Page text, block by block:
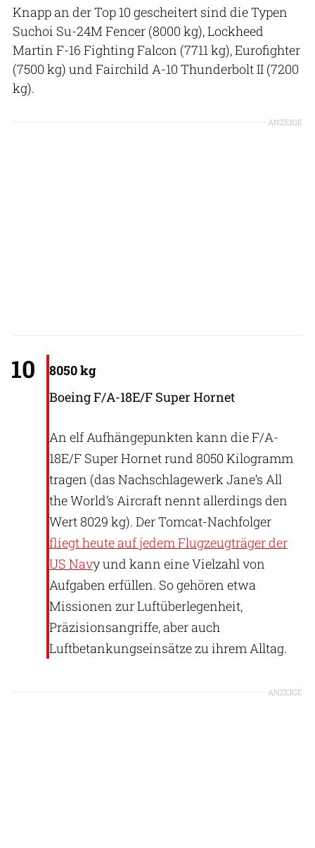
Knapp an der Top 10 gescheitert sind die Typen
Suchoi Su-24M Fencer (8000 kg), Lockheed
Martin F-16 Fighting Falcon (7711 kg), Eurofighter
(7500 kg) und Fairchild A-10 Thunderbolt II (7200
kg).
ANZEIGE
10
8050 kg
Boeing F/A-18E/F Super Hornet
An elf Aufhängepunkten kann die F/A-
18E/F Super Hornet rund 8050 Kilogramm
tragen (das Nachschlagewerk Jane‘s All
the World’s Aircraft nennt allerdings den
Wert 8029 kg). Der Tomcat-Nachfolger
fliegt heute auf jedem Flugzeugträger der
US Navy und kann eine Vielzahl von
Aufgaben erfüllen. So gehören etwa
Missionen zur Luftüberlegenheit,
Präzisionsangriffe, aber auch
Luftbetankungseinsätze zu ihrem Alltag.
ANZEIGE